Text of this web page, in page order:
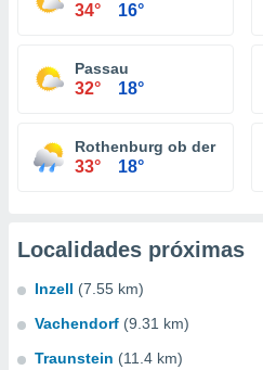
34° 16°
Passau
32° 18°
Rothenburg ob der Tauber
33° 18°
Localidades próximas
Inzell (7.55 km)
Vachendorf (9.31 km)
Traunstein (11.4 km)